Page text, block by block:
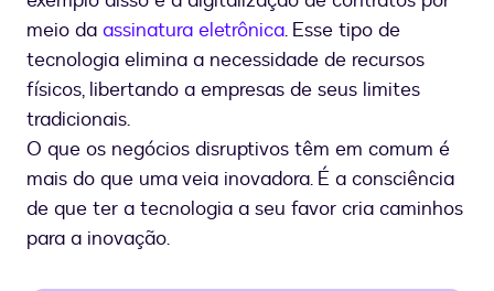
meio da assinatura eletrônica. Esse tipo de
tecnologia elimina a necessidade de recursos
físicos, libertando a empresas de seus limites
tradicionais.
O que os negócios disruptivos têm em comum é
mais do que uma veia inovadora. É a consciência
de que ter a tecnologia a seu favor cria caminhos
para a inovação.